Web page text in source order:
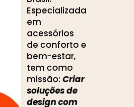
Especializada
em
acessórios
de conforto e
bem-estar,
tem como
missão: Criar
soluções de
design com